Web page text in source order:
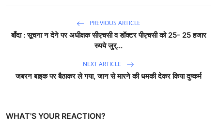
PREVIOUS ARTICLE
बाँदा : सूचना न देने पर अधीक्षक सीएचसी व डॉक्टर पीएचसी को 25- 25 हजार
रुपये जुर्...
NEXT ARTICLE
जबरन बाइक पर बैठाकर ले गया, जान से मारने की धमकी देकर किया दुष्कर्म
WHAT'S YOUR REACTION?